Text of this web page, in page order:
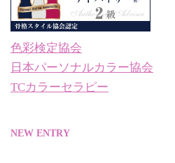
色彩検定協会
日本パーソナルカラー協会
TCカラーセラピー
NEW ENTRY